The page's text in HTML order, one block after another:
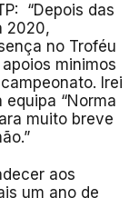
“Depois das
2020,
no Troféu
minimos
Irei
“Norma
muito breve
aos
um ano de